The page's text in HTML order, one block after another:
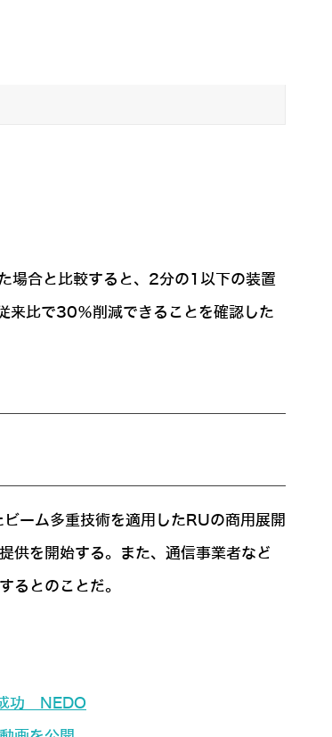
場合と比較すると、2分の1以下の装置
来比で30％削減できることを確認した
ーム多重技術を適用したRUの商用展開
供を開始する。また、通信事業者など
るとのことだ。
成功 NEDO